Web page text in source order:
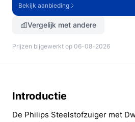
Bekijk aanbieding
Vergelijk met andere
Prijzen bijgewerkt op 06-08-2026
Introductie
De Philips Steelstofzuiger met